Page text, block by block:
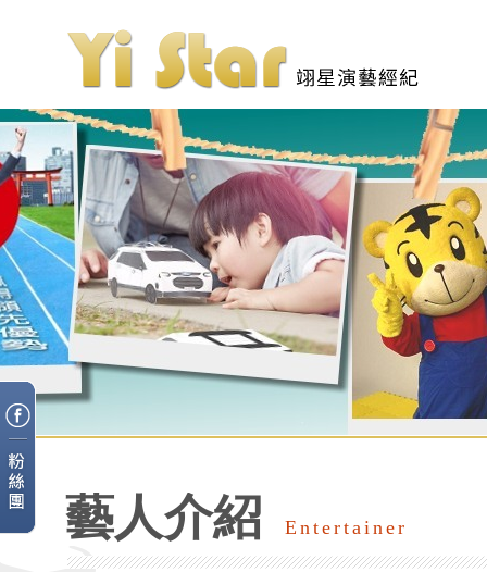
藝人介紹 Entertainer